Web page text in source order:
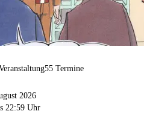
55 Termine
2026
22:59 Uhr